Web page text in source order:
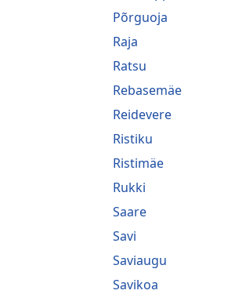
Põrguoja
Raja
Ratsu
Rebasemäe
Reidevere
Ristiku
Ristimäe
Rukki
Saare
Savi
Saviaugu
Savikoa